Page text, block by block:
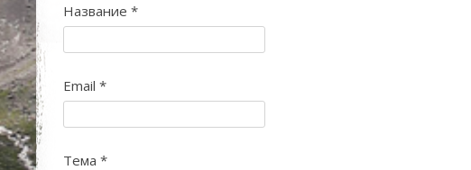
Название *
Email *
Тема *